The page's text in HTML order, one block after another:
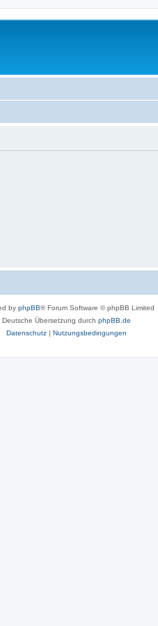
by phpBB® Forum Software © phpBB Limited
Deutsche Übersetzung durch phpBB.de
Datenschutz| Nutzungsbedingungen